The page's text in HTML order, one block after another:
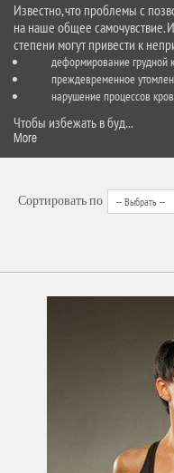
Известно, что проблемы с
на наше общее самочувствие.
степени могут привести к
деформирование грудной
преждевременное
нарушение процессов
Чтобы избежать в буд...
More
Сортировать по -- Выбрать --